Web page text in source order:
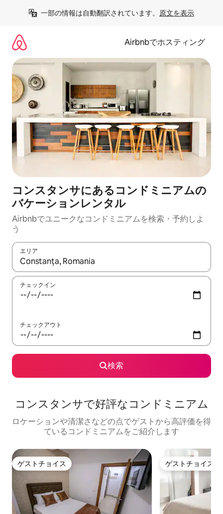
一部の情報は自動翻訳されています。 原文を表示
Airbnbでホスティング
コンスタンサにあるコンドミニアムの
バケーションレンタル
Airbnbでユニークなコンドミニアムを検索・予約しよ
う
エリア
検索結果が表示されたら、上下の矢印キーを使って移動するか
チェックイン
チェックアウト
検索
コンスタンサで好評なコンドミニアム
ロケーションや清潔さなどの点でゲストから高評価を得
ているコンドミニアムをご紹介します
ゲストチョイス
ゲストチョイス ゲストチョイス
ゲストチョイス